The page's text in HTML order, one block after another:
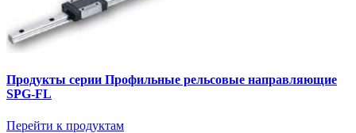
Продукты серии Профильные рельсовые направляющие
SPG-FL
Перейти к продуктам